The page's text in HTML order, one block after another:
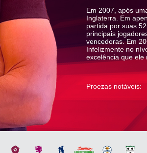
Em 2007, após
Inglaterra. Em
partida por suas
principais
vencedoras. Em
Infelizmente no
excelência que ele
Proezas notáveis:
– 13 Tests, 120
– 3 “Test
– 4 internacionais
– 27 100s e 51 50s